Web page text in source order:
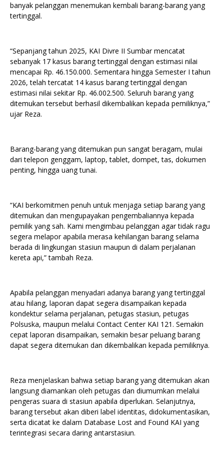
banyak pelanggan menemukan kembali barang-barang yang
tertinggal.
“Sepanjang tahun 2025, KAI Divre II Sumbar mencatat
sebanyak 17 kasus barang tertinggal dengan estimasi nilai
mencapai Rp. 46.150.000. Sementara hingga Semester I tahun
2026, telah tercatat 14 kasus barang tertinggal dengan
estimasi nilai sekitar Rp. 46.002.500. Seluruh barang yang
ditemukan tersebut berhasil dikembalikan kepada pemiliknya,”
ujar Reza.
Barang-barang yang ditemukan pun sangat beragam, mulai
dari telepon genggam, laptop, tablet, dompet, tas, dokumen
penting, hingga uang tunai.
“KAI berkomitmen penuh untuk menjaga setiap barang yang
ditemukan dan mengupayakan pengembaliannya kepada
pemilik yang sah. Kami mengimbau pelanggan agar tidak ragu
segera melapor apabila merasa kehilangan barang selama
berada di lingkungan stasiun maupun di dalam perjalanan
kereta api,” tambah Reza.
Apabila pelanggan menyadari adanya barang yang tertinggal
atau hilang, laporan dapat segera disampaikan kepada
kondektur selama perjalanan, petugas stasiun, petugas
Polsuska, maupun melalui Contact Center KAI 121. Semakin
cepat laporan disampaikan, semakin besar peluang barang
dapat segera ditemukan dan dikembalikan kepada pemiliknya.
Reza menjelaskan bahwa setiap barang yang ditemukan akan
langsung diamankan oleh petugas dan diumumkan melalui
pengeras suara di stasiun apabila diperlukan. Selanjutnya,
barang tersebut akan diberi label identitas, didokumentasikan,
serta dicatat ke dalam Database Lost and Found KAI yang
terintegrasi secara daring antarstasiun.